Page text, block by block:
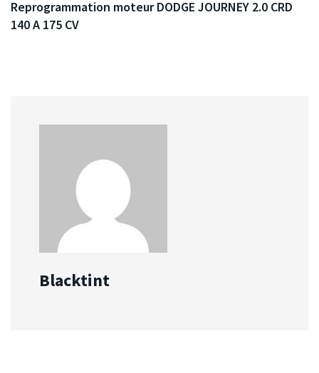
Reprogrammation moteur DODGE JOURNEY 2.0 CRD
140 A 175 CV
Blacktint